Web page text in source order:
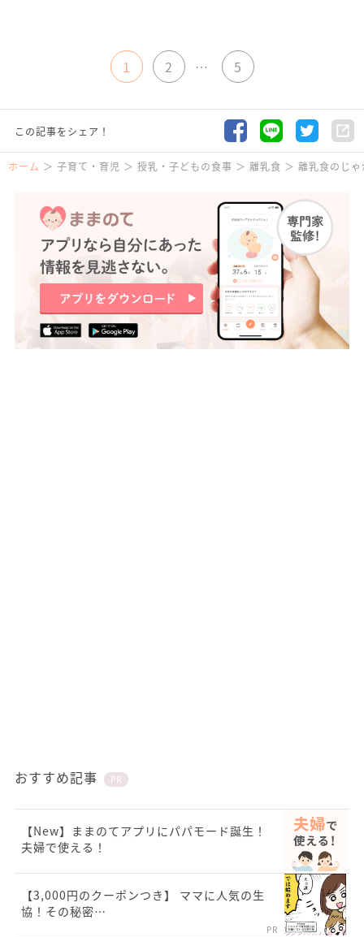
1 2 … 5
この記事をシェア！
ホーム 子育て・育児 授乳・子どもの食事 離乳食 離乳食のじ
おすすめ記事 PR
【New】ままのてアプリにパパモード誕生！
夫婦で使える！
【3,000円のクーポンつき】 ママに人気の生
協！その秘密…
PR